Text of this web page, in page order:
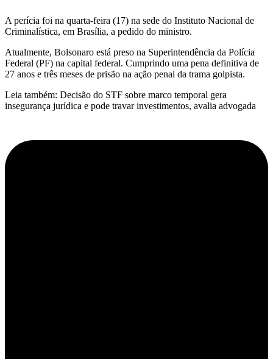
A perícia foi na quarta-feira (17) na sede do Instituto Nacional de
Criminalística, em Brasília, a pedido do ministro.
Atualmente, Bolsonaro está preso na Superintendência da Polícia
Federal (PF) na capital federal. Cumprindo uma pena definitiva de
27 anos e três meses de prisão na ação penal da trama golpista.
Leia também: Decisão do STF sobre marco temporal gera
insegurança jurídica e pode travar investimentos, avalia advogada